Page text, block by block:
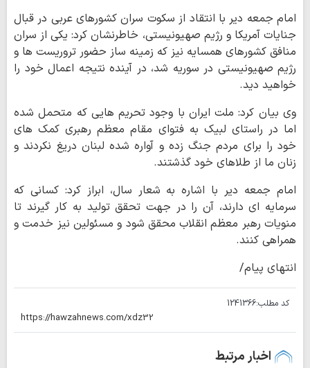
امام جمعه دیر با انتقاد از سکوت سران کشورهای عربی در قبال
جنایات آمریکا و رژیم صهیونیستی، خاطرنشان کرد: یکی از سران
منافق کشورهای همسایه نیز که زمینه ساز حضور تروریست ها و
رژیم صهیونیستی در سوریه شد، در آینده نتیجه اعمال خود را
خواهید دید.
وی بیان کرد: ملت ایران با وجود تحریم هایی که متحمل شده
اما در راستای لبیک به فتوای مقام معظم رهبری کمک های
خود را برای مردم جنگ زده و آواره شده لبنان دریغ نکردند و
زنان ما از طلاهای خود گذشتند.
امام جمعه دیر با اشاره به شعار سال، ابراز کرد: کسانی که
سرمایه ای دارند، آن را در جهت تحقق تولید به کار گیرند تا
منویات رهبر معظم انقلاب محقق شود و مسئولین نیز خدمت و
همراهی کنند.
انتهای پیام/
کد مطلب:1241366
اخبار مرتبط